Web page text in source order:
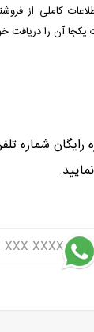
کاملی از
آن را دریافت
شماره